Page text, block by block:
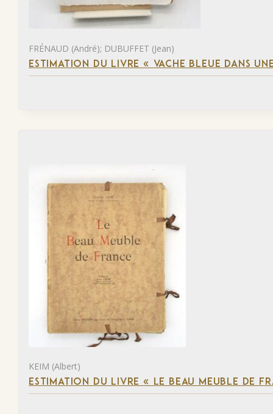
FRÉNAUD (André); DUBUFFET (Jean)
ESTIMATION DU LIVRE « VACHE BLEUE DANS
KEIM (Albert)
ESTIMATION DU LIVRE « LE BEAU MEUBLE DE